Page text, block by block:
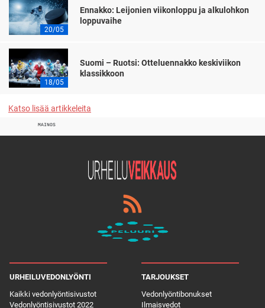
20/05
Ennakko: Leijonien viikonloppu ja alkulohkon
loppuvaihe
18/05
Suomi – Ruotsi: Otteluennakko keskiviikon
klassikkoon
Katso lisää artikkeleita
MAINOS
URHEILUVEDONLYÖNTI
Kaikki vedonlyöntisivustot
Vedonlyöntisivustot 2022
TARJOUKSET
Vedonlyöntibonukset
Ilmaisvedot